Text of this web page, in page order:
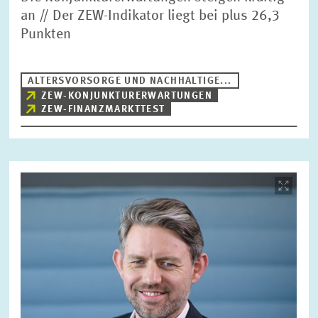
an // Der ZEW-Indikator liegt bei plus 26,3
Punkten
ALTERSVORSORGE UND NACHHALTIGE...
ZEW-KONJUNKTURERWARTUNGEN
ZEW-FINANZMARKTTEST
öffnet